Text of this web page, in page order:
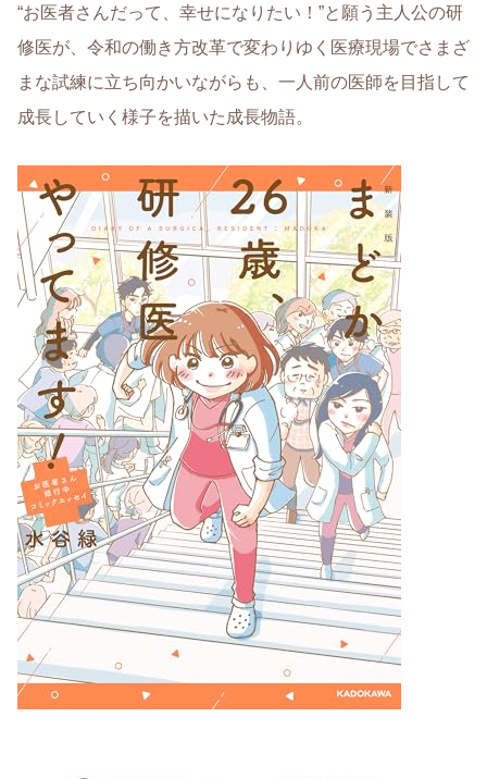
“お医者さんだって、幸せになりたい！”と願う主人公の研
修医が、令和の働き方改革で変わりゆく医療現場でさまざ
まな試練に立ち向かいながらも、一人前の医師を目指して
成長していく様子を描いた成長物語。